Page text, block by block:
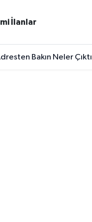
İlanlar
Bakın Neler Çıktı